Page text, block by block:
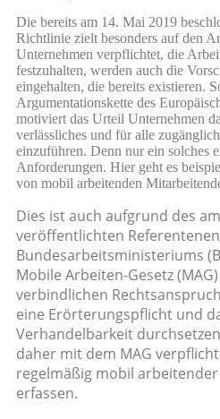
Die bereits am 14. Mai 2019
Richtlinie zielt besonders auf den
Unternehmen verpflichtet, die
festzuhalten, werden auch die
eingehalten, die bereits existieren.
Argumentationskette des
motiviert das Urteil Unternehmen
verlässliches und für alle
einzuführen. Denn nur ein solches
Anforderungen. Hier geht es
von mobil arbeitenden
Dies ist auch aufgrund des
veröffentlichten
Bundesarbeitsministeriums
Mobile Arbeiten-Gesetz
verbindlichen
eine Erörterungspflicht und
Verhandelbarkeit
daher mit dem MAG
regelmäßig mobil
erfassen.